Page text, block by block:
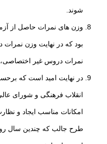
شوند.
وزن های نمرات حاصل از
بود که در نهایت وزن نمرات
نمرات دروس غیر
در نهایت امید است که
انقلاب فرهنگی و شورای
امکانات مناسب ایجاد و
طرح جالب که چندین سال